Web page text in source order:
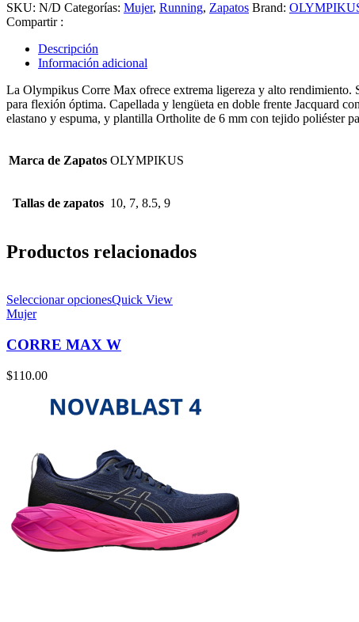
SKU: N/D Categorías: Mujer, Running, Zapatos Brand:
Compartir :
Descripción
Información adicional
La Olympikus Corre Max ofrece extrema ligereza y alto rendimiento.
para flexión óptima. Capellada y lengüeta en doble frente Jacquard
elastano y espuma, y plantilla Ortholite de 6 mm con tejido poliéster
Marca de Zapatos OLYMPIKUS
Tallas de zapatos 10, 7, 8.5, 9
Productos relacionados
Seleccionar opcionesQuick View
Mujer
CORRE MAX W
$110.00